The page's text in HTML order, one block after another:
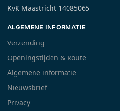
KvK Maastricht 14085065
ALGEMENE INFORMATIE
Verzending
Openingstijden & Route
Algemene informatie
Nieuwsbrief
Privacy